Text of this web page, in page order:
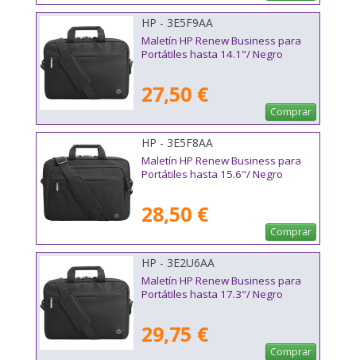
HP - 3E5F9AA
Maletín HP Renew Business para
Portátiles hasta 14.1"/ Negro
27,50 €
Comprar
HP - 3E5F8AA
Maletín HP Renew Business para
Portátiles hasta 15.6"/ Negro
28,50 €
Comprar
HP - 3E2U6AA
Maletín HP Renew Business para
Portátiles hasta 17.3"/ Negro
29,75 €
Comprar